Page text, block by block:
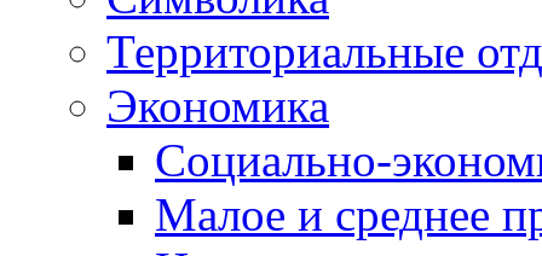
Территориальные
Экономика
Социально-
Малое и среднее